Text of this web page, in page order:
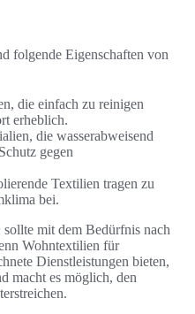
folgende Eigenschaften von
die einfach zu reinigen
erheblich.
die wasserabweisend
gegen
Textilien tragen zu
bei.
sollte mit dem Bedürfnis nach
Wohntextilien für
Dienstleistungen bieten,
macht es möglich, den